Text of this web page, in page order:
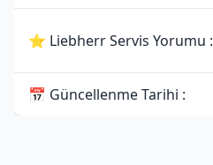
⭐ Liebherr Servis Yorumu :
📅 Güncellenme Tarihi :